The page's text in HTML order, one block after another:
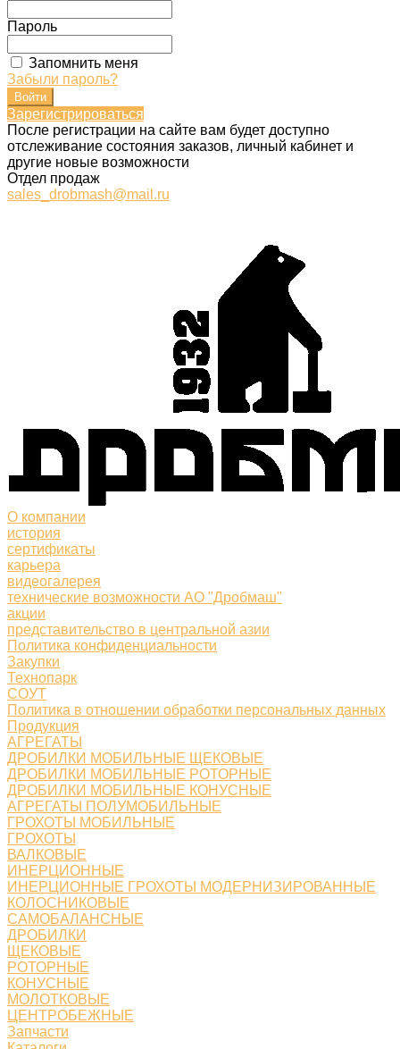
Пароль
Запомнить меня
Забыли пароль?
Зарегистрироваться
После регистрации на сайте вам будет доступно
отслеживание состояния заказов, личный кабинет и
другие новые возможности
Отдел продаж
sales_drobmash@mail.ru
О компании
история
сертификаты
карьера
видеогалерея
технические возможности АО "Дробмаш"
акции
представительство в центральной азии
Политика конфиденциальности
Закупки
Технопарк
СОУТ
Политика в отношении обработки персональных данных
Продукция
АГРЕГАТЫ
ДРОБИЛКИ МОБИЛЬНЫЕ ЩЕКОВЫЕ
ДРОБИЛКИ МОБИЛЬНЫЕ РОТОРНЫЕ
ДРОБИЛКИ МОБИЛЬНЫЕ КОНУСНЫЕ
АГРЕГАТЫ ПОЛУМОБИЛЬНЫЕ
ГРОХОТЫ МОБИЛЬНЫЕ
ГРОХОТЫ
ВАЛКОВЫЕ
ИНЕРЦИОННЫЕ
ИНЕРЦИОННЫЕ ГРОХОТЫ МОДЕРНИЗИРОВАННЫЕ
КОЛОСНИКОВЫЕ
САМОБАЛАНСНЫЕ
ДРОБИЛКИ
ЩЕКОВЫЕ
РОТОРНЫЕ
КОНУСНЫЕ
МОЛОТКОВЫЕ
ЦЕНТРОБЕЖНЫЕ
Запчасти